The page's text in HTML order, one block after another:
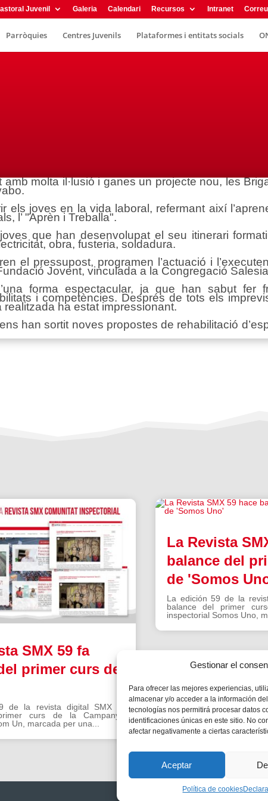
Gestionar el
Para ofrecer las mejores experiencias,
almacenar y/o acceder a la información
tecnologías nos permitirá procesar datos
identificaciones únicas en este sitio. No
afectar negativamente a ciertas
Aceptar
Política de cookies
Juvenil Galeria Calendari Recursos Intranet Correu
Parròquies Centres Juvenils Plataformes i entitats socials
molta il·lusió i ganes un projecte nou, les
joves en la vida laboral, refermant així
l’ "Aprèn i Treballa".
que han desenvolupat el seu itinerari
obra, fusteria, soldadura.
el pressupost, programen l’actuació i
Jovent, vinculada a la Congregació
forma espectacular, ja que han sabut fer
i competències. Després de tots els
realitzada ha estat impressionant.
han sortit noves propostes de rehabilitació
SMX 59 fa
primer curs de
de la revista digital SMX fa
curs de la Campanya
Un, marcada per una...
La Revista
balance del
de 'Somos
La edición 59 de la
balance del primer
inspectorial Somos Uno,